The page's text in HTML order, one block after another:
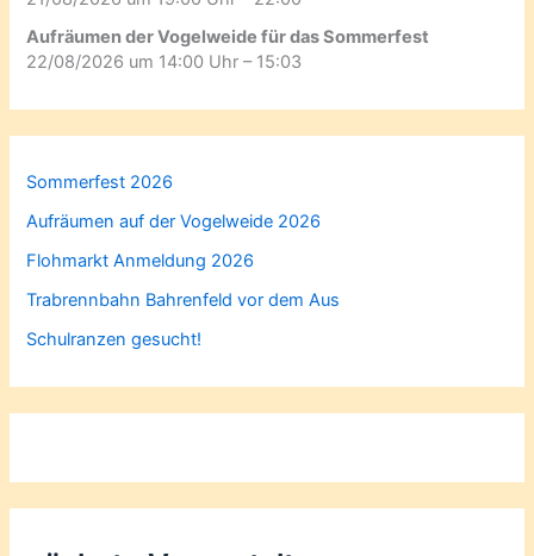
Aufräumen der Vogelweide für das Sommerfest
22/08/2026 um 14:00 Uhr – 15:03
Sommerfest 2026
Aufräumen auf der Vogelweide 2026
Flohmarkt Anmeldung 2026
Trabrennbahn Bahrenfeld vor dem Aus
Schulranzen gesucht!